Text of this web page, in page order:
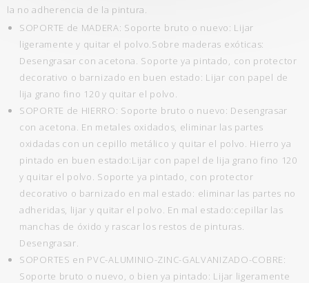
la no adherencia de la pintura.
SOPORTE de MADERA: Soporte bruto o nuevo: Lijar
ligeramente y quitar el polvo.Sobre maderas exóticas:
Desengrasar con acetona. Soporte ya pintado, con protector
decorativo o barnizado en buen estado: Lijar con papel de
lija grano fino 120 y quitar el polvo.
SOPORTE de HIERRO: Soporte bruto o nuevo: Desengrasar
con acetona. En metales oxidados, eliminar las partes
oxidadas con un cepillo metálico y quitar el polvo. Hierro ya
pintado en buen estado:Lijar con papel de lija grano fino 120
y quitar el polvo. Soporte ya pintado, con protector
decorativo o barnizado en mal estado: eliminar las partes no
adheridas, lijar y quitar el polvo. En mal estado:cepillar las
manchas de óxido y rascar los restos de pinturas.
Desengrasar.
SOPORTES en PVC-ALUMINIO-ZINC-GALVANIZADO-COBRE:
Soporte bruto o nuevo, o bien ya pintado: Lijar ligeramente